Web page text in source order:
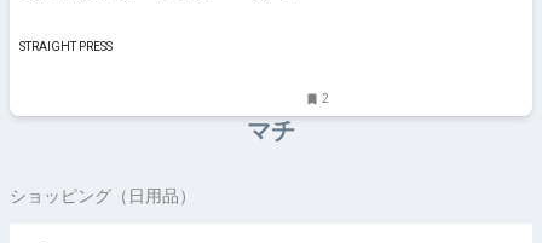
STRAIGHT PRESS
2
マチ
ショッピング（日用品）